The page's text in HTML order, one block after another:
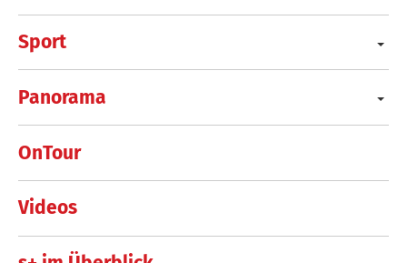
Sport
Panorama
OnTour
Videos